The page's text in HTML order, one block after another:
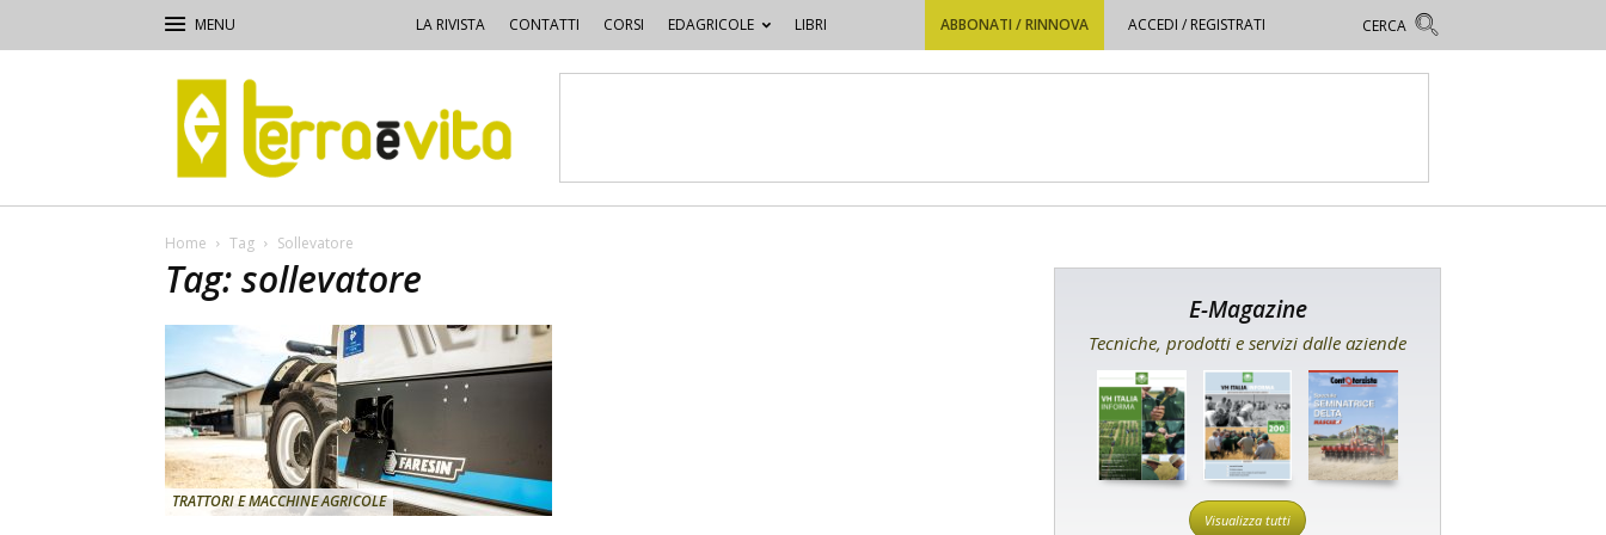
LA RIVISTA CONTATTI CORSI EDAGRICOLE LIBRI ABBONATI / RINNOVA ACCEDI / REGISTRATI
Terra
e
Vita
Home Tag Sollevatore
Tag: sollevatore
TRATTORI E MACCHINE AGRICOLE
E-Magazine
Tecniche, prodotti e servizi dalle aziende
Visualizza tutti